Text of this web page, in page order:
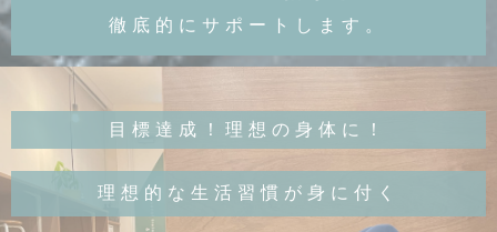
徹底的にサポートします。
目標達成！理想の身体に！
理想的な生活習慣が身に付く